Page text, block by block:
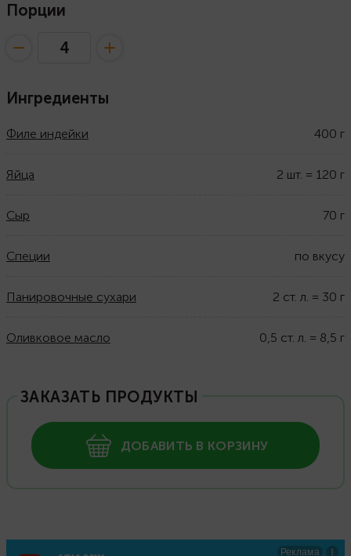
Порции
Ингредиенты
Филе индейки 400 г
Яйца 2 шт. = 120 г
Сыр 70 г
Специи по вкусу
Панировочные сухари 2 ст. л. = 30 г
Оливковое масло 0,5 ст. л. = 8,5 г
ЗАКАЗАТЬ ПРОДУКТЫ
ДОБАВИТЬ В КОРЗИНУ